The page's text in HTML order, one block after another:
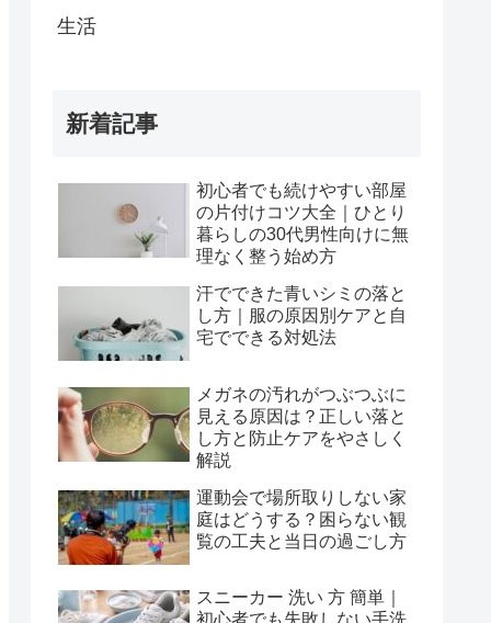
生活
新着記事
初心者でも続けやすい部屋
の片付けコツ大全｜ひとり
暮らしの30代男性向けに無
理なく整う始め方
汗でできた青いシミの落と
し方｜服の原因別ケアと自
宅でできる対処法
メガネの汚れがつぶつぶに
見える原因は？正しい落と
し方と防止ケアをやさしく
解説
運動会で場所取りしない家
庭はどうする？困らない観
覧の工夫と当日の過ごし方
スニーカー 洗い 方 簡単｜
初心者でも失敗しない手洗